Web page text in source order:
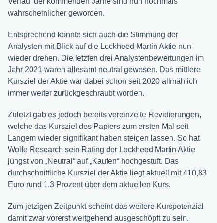
wahrscheinlicher geworden.
Entsprechend könnte sich auch die Stimmung der
Analysten mit Blick auf die Lockheed Martin Aktie nun
wieder drehen. Die letzten drei Analystenbewertungen im
Jahr 2021 waren allesamt neutral gewesen. Das mittlere
Kursziel der Aktie war dabei schon seit 2020 allmählich
immer weiter zurückgeschraubt worden.
Zuletzt gab es jedoch bereits vereinzelte Revidierungen,
welche das Kursziel des Papiers zum ersten Mal seit
Langem wieder signifikant haben steigen lassen. So hat
Wolfe Research sein Rating der Lockheed Martin Aktie
jüngst von „Neutral“ auf „Kaufen“ hochgestuft. Das
durchschnittliche Kursziel der Aktie liegt aktuell mit 410,83
Euro rund 1,3 Prozent über dem aktuellen Kurs.
Zum jetzigen Zeitpunkt scheint das weitere Kurspotenzial
damit zwar vorerst weitgehend ausgeschöpft zu sein.